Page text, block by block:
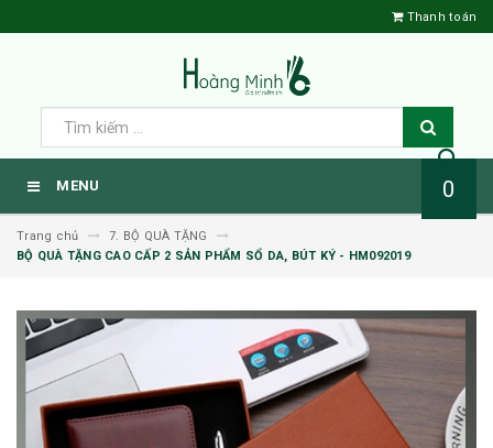
Thanh toán
MENU 0
Trang chủ
7. BỘ QUÀ TẶNG
BỘ QUÀ TẶNG CAO CẤP 2 SẢN PHẨM SỔ DA, BÚT KÝ - HM092019